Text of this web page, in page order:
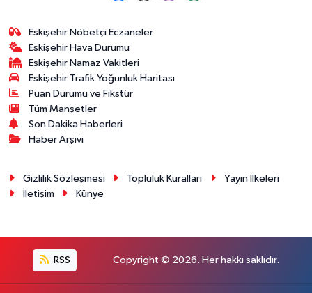
Eskişehir Nöbetçi Eczaneler
Eskişehir Hava Durumu
Eskişehir Namaz Vakitleri
Eskişehir Trafik Yoğunluk Haritası
Puan Durumu ve Fikstür
Tüm Manşetler
Son Dakika Haberleri
Haber Arşivi
Gizlilik Sözleşmesi Topluluk Kuralları
Yayın İlkeleri
İletişim
Künye
RSS Copyright © 2026. Her hakkı saklıdır.